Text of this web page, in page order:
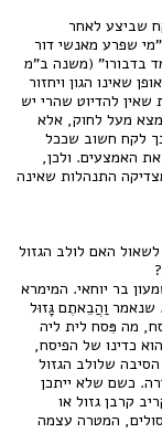
שביצע לאחר
שפרע מאנשי דור
בדבורו" (משנה ב"מ
שאינו הגון ויחזור
להדיוט שהרי יש
מעל לחוק, אלא
לקח חשוב שככל
האמצעים. ולכן,
התנהלות שאינה
האם לולב הגזול
בר יוחאי. המימרא
וַהֲבֵאתֶם גָּזוּל
מה פִּסח לית ליה
כדינו של הפיסח,
שלולב הגזול
כשם שלא ייתכן
קרבן גזול או
המטרה עצמה